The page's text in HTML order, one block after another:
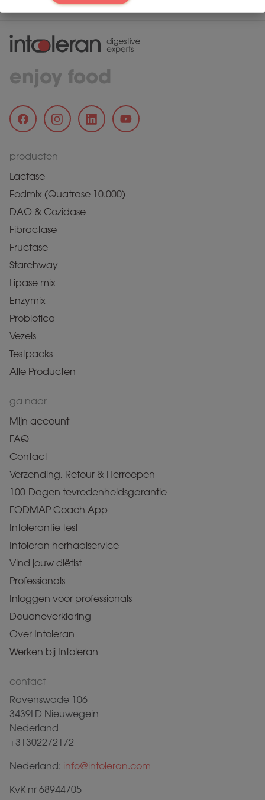
enjoy food
producten
Lactase
Fodmix (Quatrase 10.000)
DAO & Cozidase
Fibractase
Fructase
Starchway
Lipase mix
Enzymix
Probiotica
Vezels
Testpacks
Alle Producten
ga naar
Mijn account
FAQ
Contact
Verzending, Retour & Herroepen
100-Dagen tevredenheidsgarantie
FODMAP Coach App
Intolerantie test
Intoleran herhaalservice
Vind jouw diëtist
Professionals
Inloggen voor professionals
Douaneverklaring
Over Intoleran
Werken bij Intoleran
contact
Ravenswade 106
3439LD Nieuwegein
Nederland
+31302272172
Nederland: info@intoleran.com
KvK nr 68944705